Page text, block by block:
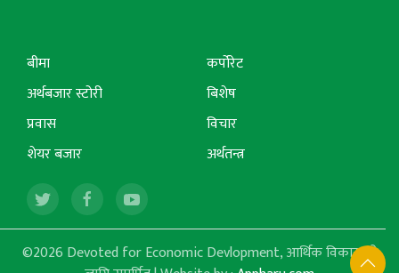
बीमा
अर्थबजार स्टोरी
प्रवास
शेयर बजार
कर्पोरेट
बिशेष
विचार
अर्थतन्त्र
©2026 Devoted for Economic Devlopment, आर्थिक विकासको